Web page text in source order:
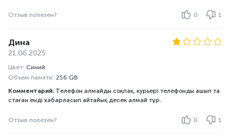
Отзыв полезен? 0 1
Дина
21.06.2025
Цвет: Синий
Объем памяти: 256 GB
Комментарий: Телефон алмайды соқпақ, курьері телефонды ашып та
стаған енді хабарласып айтайық десек алмай тұр.
Отзыв полезен? 0 1